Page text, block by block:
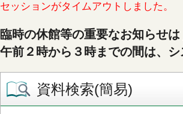
セッションがタイムアウトしました。
臨時の休館等の重要なお知らせは
午前２時から３時までの間は、
資料検索(簡易)